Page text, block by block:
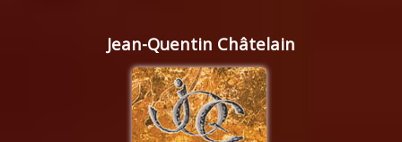
Jean-Quentin Châtelain